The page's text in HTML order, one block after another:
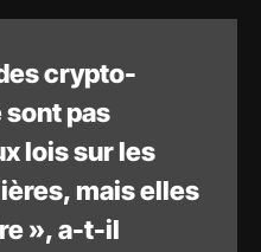
crypto-
sont pas
lois sur les
mais elles
», a-t-il